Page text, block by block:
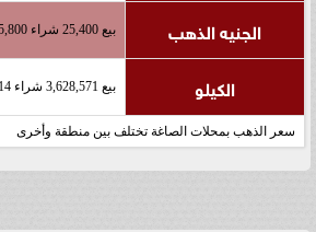
الجنيه الذهب بيع 25,400 شراء 25,800
الكيلو بيع 3,628,571 شراء 3,685,714
سعر الذهب بمحلات الصاغة تختلف بين منطقة وأخرى